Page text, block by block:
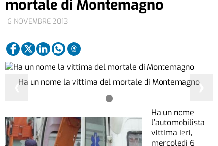
6 NOVEMBRE 2013
mortale di Montemagno
Ha un nome la vittima del mortale di Montemagno
❮ ❯
Ha un nome
l’automobilista
vittima ieri,
mercoledì 6